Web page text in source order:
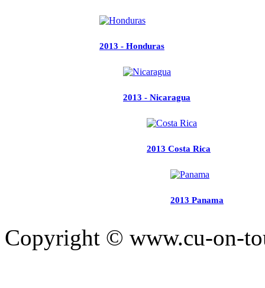
2013 - Honduras
2013 - Nicaragua
2013 Costa Rica
2013 Panama
Copyright © www.cu-on-